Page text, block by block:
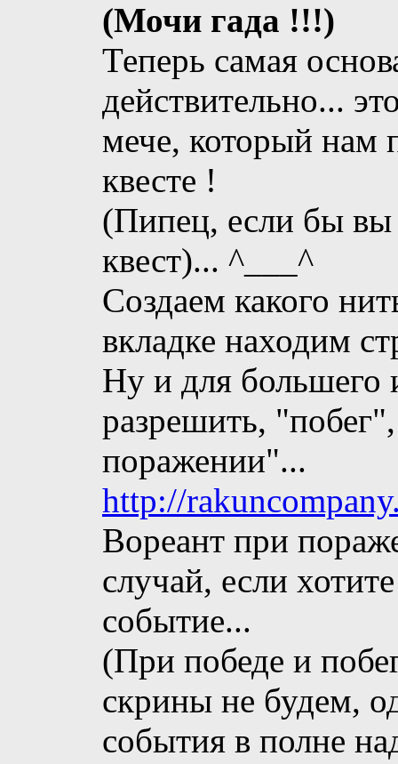
(Мочи гада !!!)
Теперь самая
действительно...
мече, который нам
квесте !
(Пипец, если бы
квест)... ^___^
Создаем какого
вкладке находим
Ну и для большего
разрешить,
поражении"...
http://
Вореант при
случай, если
событие...
(При победе и
скрины не будем,
события в полне